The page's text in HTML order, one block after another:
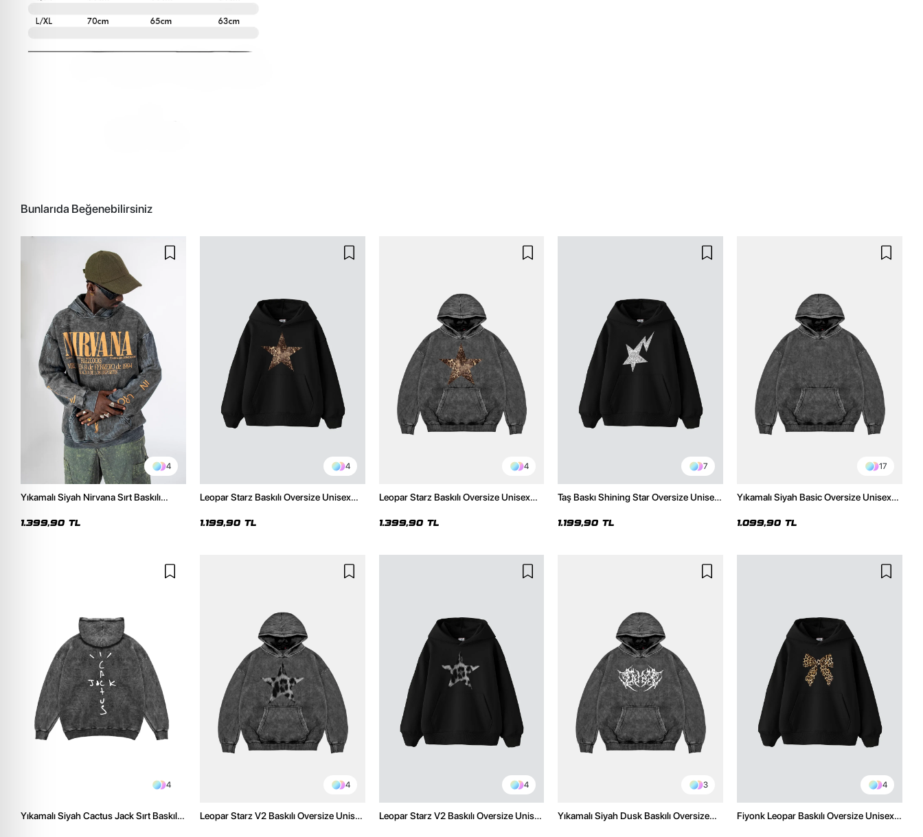
Bunlarıda Beğenebilirsiniz
4
Yıkamalı Siyah Nirvana Sırt Baskılı
1.399,90 TL
4
Leopar Starz Baskılı Oversize Unisex
1.199,90 TL
4
Leopar Starz Baskılı Oversize Unisex
1.399,90 TL
7
Taş Baskı Shining Star Oversize Unisex
1.199,90 TL
17
Yıkamalı Siyah Basic Oversize Unisex
1.099,90 TL
4
Yıkamalı Siyah Cactus Jack Sırt Baskılı
4
Leopar Starz V2 Baskılı Oversize Unisex
4
Leopar Starz V2 Baskılı Oversize Unisex
3
Yıkamalı Siyah Dusk Baskılı Oversize
4
Fiyonk Leopar Baskılı Oversize Unisex